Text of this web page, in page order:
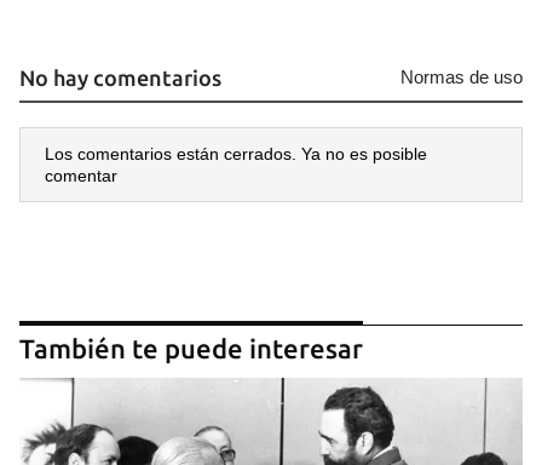
No hay comentarios Normas de uso
Los comentarios están cerrados. Ya no es posible
comentar
También te puede interesar